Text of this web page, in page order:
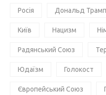
Росія Дональд Трамп
Київ Нацизм
Радянський Союз
Юдаїзм Голокост
Європейський Союз